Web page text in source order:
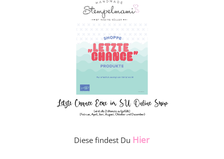
Diese findest Du Hier